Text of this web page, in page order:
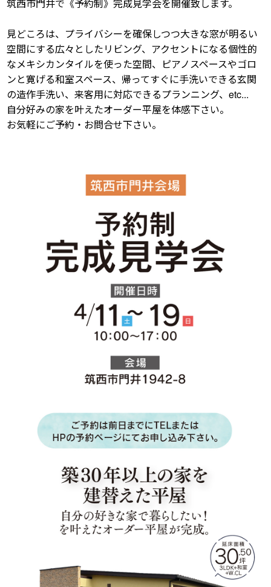
筑西市門井で《予約制》完成見学会を開催致します。
見どころは、プライバシーを確保しつつ大きな窓が明るい
空間にする広々としたリビング、アクセントになる個性的
なメキシカンタイルを使った空間、ピアノスペースやゴロ
ンと寛げる和室スペース、帰ってすぐに手洗いできる玄関
の造作手洗い、来客用に対応できるプランニング、etc...
自分好みの家を叶えたオーダー平屋を体感下さい。
お気軽にご予約・お問合せ下さい。